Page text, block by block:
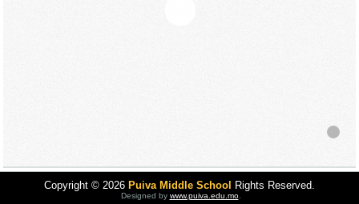
Copyright © 2026 Puiva Middle School Rights Reserved.
Designed by www.puiva.edu.mo.